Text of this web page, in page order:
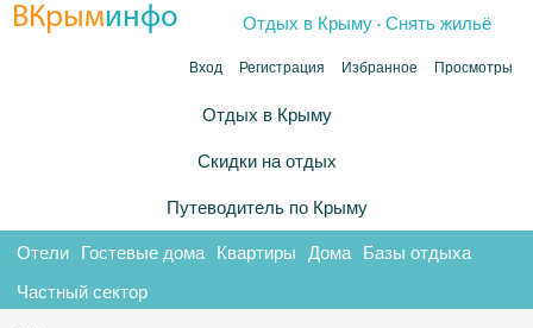
ВКрыминфо Отдых в Крыму .Снять жильё
Вход Регистрация Избранное Просмотры
Отдых в Крыму
Скидки на отдых
Путеводитель по Крыму
Отели Гостевые дома Квартиры Дома Базы отдыха
Частный сектор